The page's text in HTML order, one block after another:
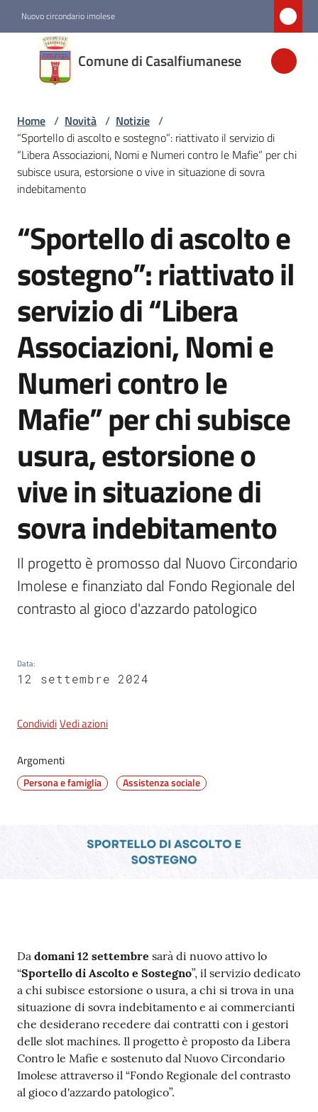
Nuovo circondario imolese
Comune di Casalfiumanese
Comune di
Casalfiumanese
Amministrazione
Novità
Menu selezionato
Servizi
Casalfiumanese
5x1000
Servizi
on-
Tutti
gli
Home / Novità / Notizie /
“Sportello di ascolto e sostegno”: riattivato il servizio di
“Libera Associazioni, Nomi e Numeri contro le Mafie” per chi
subisce usura, estorsione o vive in situazione di sovra
indebitamento
Salta al contenuto
“Sportello di ascolto e
sostegno”: riattivato il
servizio di “Libera
Associazioni, Nomi e
Numeri contro le
Mafie” per chi subisce
usura, estorsione o
vive in situazione di
sovra indebitamento
Il progetto è promosso dal Nuovo Circondario
Imolese e finanziato dal Fondo Regionale del
contrasto al gioco d'azzardo patologico
Data:
12 settembre 2024
CondividiVedi azioni
Argomenti
Persona e famiglia Assistenza sociale
Contenuto
Da domani 12 settembre sarà di nuovo attivo lo
“Sportello di Ascolto e Sostegno”, il servizio dedicato
a chi subisce estorsione o usura, a chi si trova in una
situazione di sovra indebitamento e ai commercianti
che desiderano recedere dai contratti con i gestori
delle slot machines. Il progetto è proposto da Libera
Contro le Mafie e sostenuto dal Nuovo Circondario
Imolese attraverso il “Fondo Regionale del contrasto
al gioco d'azzardo patologico”.